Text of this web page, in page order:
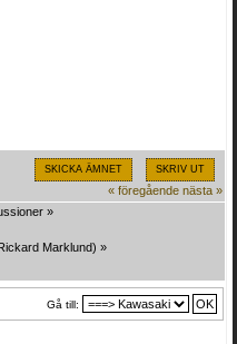
SKICKA ÄMNET SKRIV UT
« föregående nästa »
»
Rickard Marklund) »
Gå till: